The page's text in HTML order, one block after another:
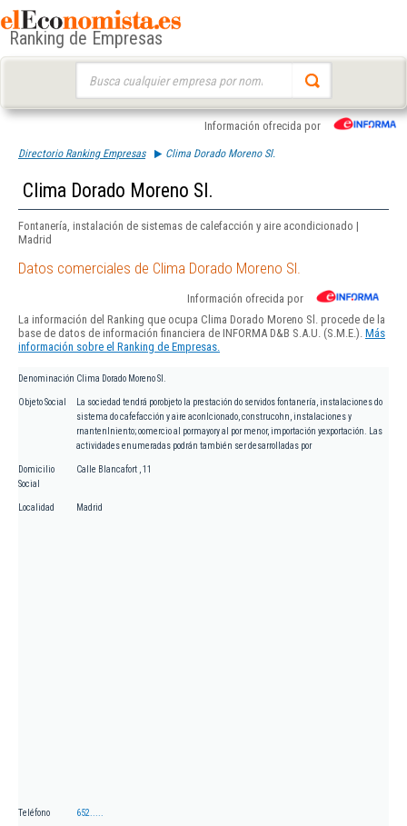
Ranking de Empresas
Información ofrecida por
Directorio Ranking Empresas Clima Dorado Moreno Sl.
Clima Dorado Moreno Sl.
Fontanería, instalación de sistemas de calefacción y aire acondicionado |
Madrid
Datos comerciales de Clima Dorado Moreno Sl.
Información ofrecida por
La información del Ranking que ocupa Clima Dorado Moreno Sl. procede de la
base de datos de información financiera de INFORMA D&B S.A.U. (S.M.E.). Más
información sobre el Ranking de Empresas.
Denominación Clima Dorado Moreno Sl.
Objeto Social
La sociedad tendrá porobjeto la prestación do servidos fontanería, instalaciones do
sistema do cafefacción y aire aconlcionado, construcohn, instalaciones y
rnantenlniento; oomercio al pormayory al por menor, importación yexportación. Las
actividades enumeradas podrán también ser desarrolladas por
Domicilio
Social
Calle Blancafort , 11
Localidad Madrid
Teléfono 652.....